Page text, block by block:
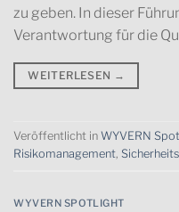
zu geben. In dieser
Verantwortung für die
WEITERLESEN →
Veröffentlicht in WYVERN
Risikomanagement,
WYVERN SPOTLIGHT